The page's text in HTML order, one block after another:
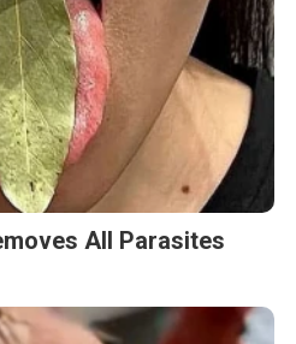
All Parasites